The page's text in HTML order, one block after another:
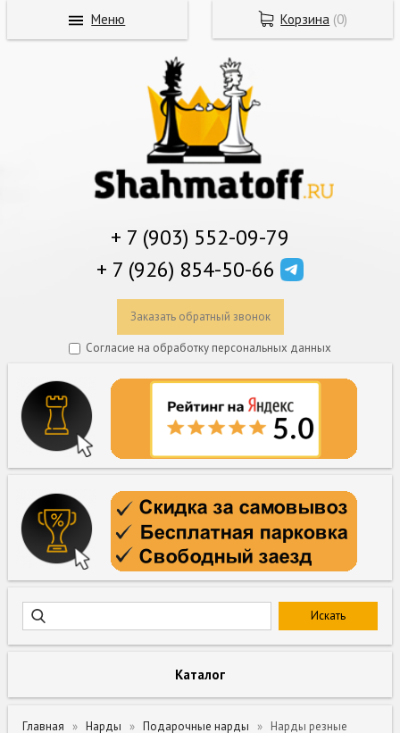
+ 7 (903) 552-09-79
+ 7 (926) 854-50-66
Заказать обратный звонок
Согласие на обработку персональных данных
Каталог
Главная Нарды Подарочные нарды
Нарды резные
Корзина (0)
Меню